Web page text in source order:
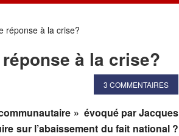
réponse à la crise?
à la crise?
3 COMMENTAIRES
» évoqué par Jacques
sur l’abaissement du fait national ?